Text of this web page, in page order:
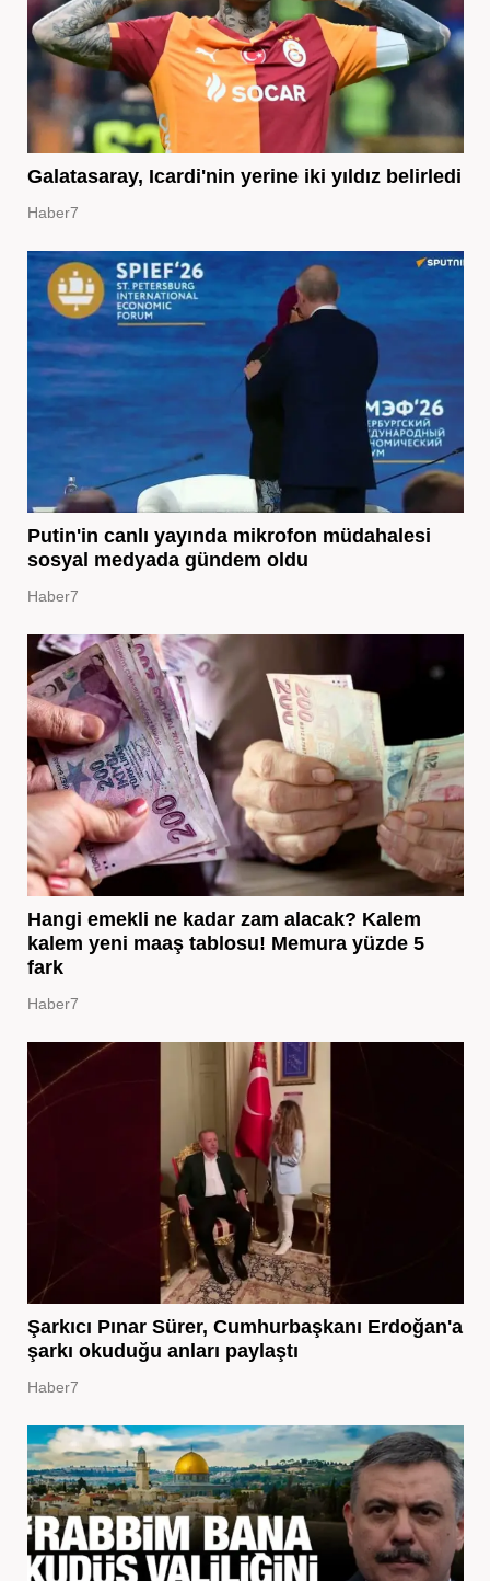
Galatasaray, Icardi'nin yerine iki yıldız belirledi
Haber7
Putin'in canlı yayında mikrofon müdahalesi
sosyal medyada gündem oldu
Haber7
Hangi emekli ne kadar zam alacak? Kalem
kalem yeni maaş tablosu! Memura yüzde 5
fark
Haber7
Şarkıcı Pınar Sürer, Cumhurbaşkanı Erdoğan'a
şarkı okuduğu anları paylaştı
Haber7